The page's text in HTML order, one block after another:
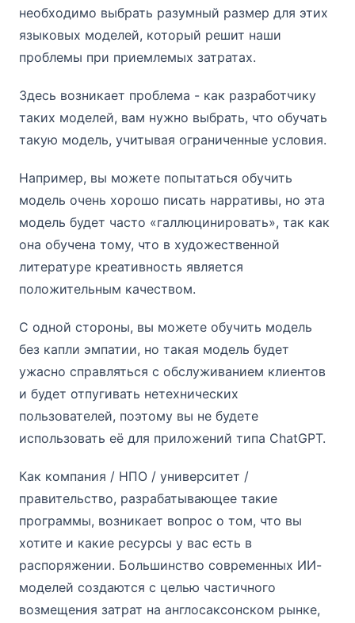
необходимо выбрать разумный размер для этих
языковых моделей, который решит наши
проблемы при приемлемых затратах.
Здесь возникает проблема - как разработчику
таких моделей, вам нужно выбрать, что обучать
такую модель, учитывая ограниченные условия.
Например, вы можете попытаться обучить
модель очень хорошо писать нарративы, но эта
модель будет часто «галлюцинировать», так как
она обучена тому, что в художественной
литературе креативность является
положительным качеством.
С одной стороны, вы можете обучить модель
без капли эмпатии, но такая модель будет
ужасно справляться с обслуживанием клиентов
и будет отпугивать нетехнических
пользователей, поэтому вы не будете
использовать её для приложений типа ChatGPT.
Как компания / НПО / университет /
правительство, разрабатывающее такие
программы, возникает вопрос о том, что вы
хотите и какие ресурсы у вас есть в
распоряжении. Большинство современных ИИ-
моделей создаются с целью частичного
возмещения затрат на англосаксонском рынке,